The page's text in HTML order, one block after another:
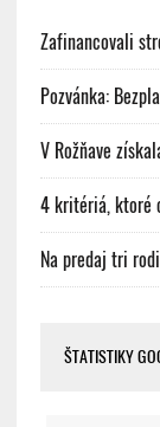
Zafinancovali
Pozvánka:
V Rožňave
4 kritériá, ktoré
Na predaj tri
ŠTATISTIKY